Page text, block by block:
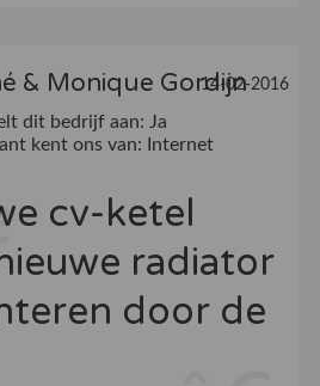
& Monique Gordijn
14-02-2016
dit bedrijf aan: Ja
kent ons van: Internet
cv-ketel
radiator
door de